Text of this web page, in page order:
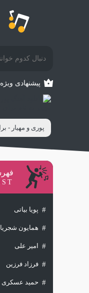
پیشنهادی
پوری و مهیار -
پویا بیاتی
همایون
امیر علی
فرزاد فرزین
حمید عسکری